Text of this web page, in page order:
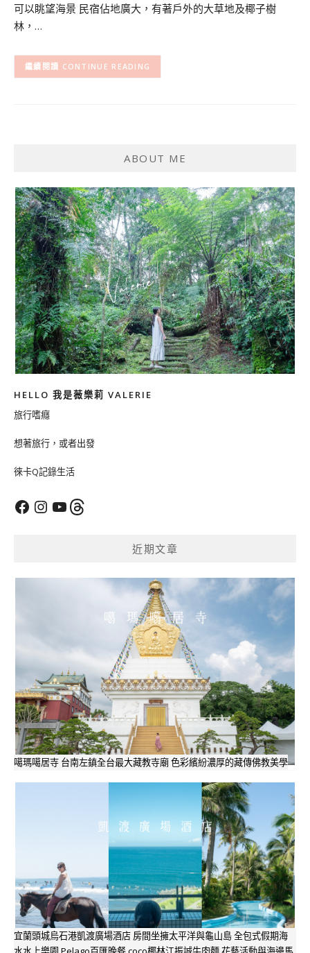
可以眺望海景 民宿佔地廣大，有著戶外的大草地及椰子樹
林，…
CONTINUE READING
ABOUT ME
HELLO 我是薇樂莉 VALERIE
旅行嗜癮
想著旅行，或者出發
徠卡Q記錄生活
FacebookInstagram
YouTubeThreads
近期文章
噶瑪噶居寺 台南左鎮全台最大藏教寺廟 色彩繽紛濃厚的藏傳佛教美學
宜蘭頭城烏石港凱渡廣場酒店 房間坐擁太平洋與龜山島 全包式假期海